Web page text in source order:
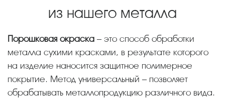
из нашего металла
Порошковая окраска – это способ обработки
металла сухими красками, в результате которого
на изделие наносится защитное полимерное
покрытие. Метод универсальный – позволяет
обрабатывать металлопродукцию различного вида.